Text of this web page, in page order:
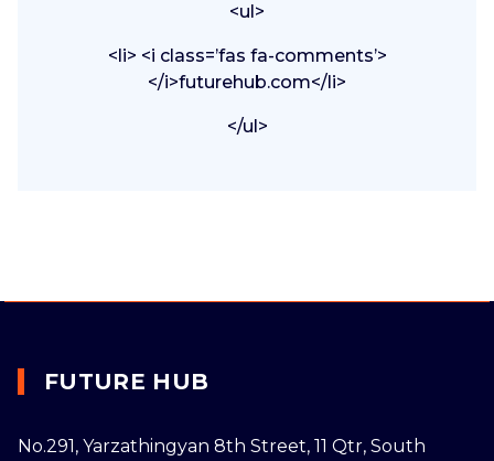
<ul>
<li> <i class=’fas fa-comments’>
</i>futurehub.com</li>
</ul>
FUTURE HUB
No.291, Yarzathingyan 8th Street, 11 Qtr, South